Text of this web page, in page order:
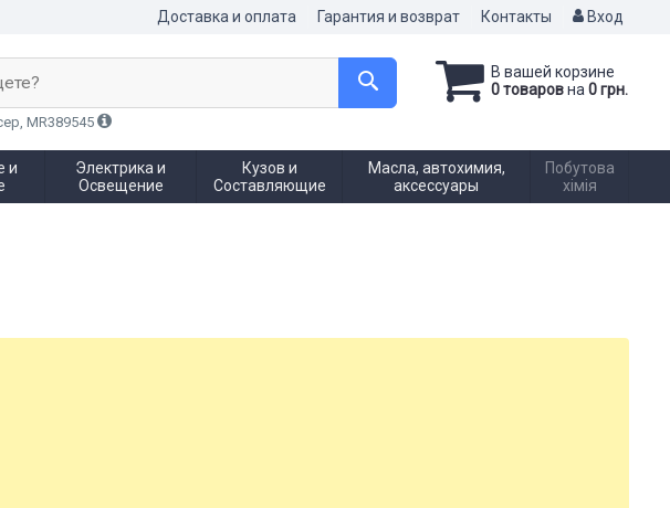
Доставка и оплата Гарантия и возврат Контакты Вход
В вашей корзине
0 товаровна 0 грн.
MR389545
и
Электрика и
Освещение
Кузов и
Составляющие
Масла, автохимия,
аксессуары
Побутова
хімія